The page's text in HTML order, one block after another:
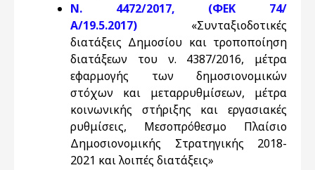
N. 4472/2017, (ΦΕΚ 74/
Α/19.5.2017) «Συνταξιοδοτικές
διατάξεις Δημοσίου και τροποποίηση
διατάξεων του ν. 4387/2016, μέτρα
εφαρμογής των δημοσιονομικών
στόχων και μεταρρυθμίσεων, μέτρα
κοινωνικής στήριξης και εργασιακές
ρυθμίσεις, Μεσοπρόθεσμο Πλαίσιο
Δημοσιονομικής Στρατηγικής 2018-
2021 και λοιπές διατάξεις»